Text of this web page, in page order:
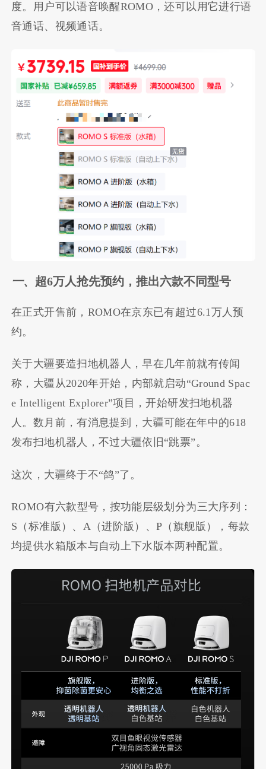
度。用户可以语音唤醒ROMO，还可以用它进行语
音通话、视频通话。
一、 超6万人抢先预约，推出六款不同型号
在正式开售前，ROMO在京东已有超过6.1万人预
约。
关于大疆要造扫地机器人，早在几年前就有传闻
称，大疆从2020年开始，内部就启动“Ground Spac
e Intelligent Explorer”项目，开始研发扫地机器
人。数月前，有消息提到，大疆可能在年中的618
发布扫地机器人，不过大疆依旧“跳票”。
这次，大疆终于不“鸽”了。
ROMO有六款型号，按功能层级划分为三大序列：
S（标准版）、A（进阶版）、P（旗舰版），每款
均提供水箱版本与自动上下水版本两种配置。